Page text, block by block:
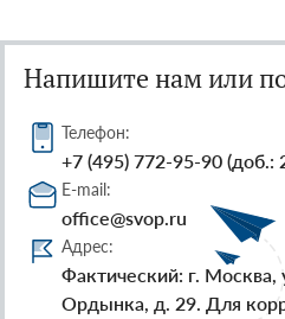
Напишите нам или
Телефон:
+7 (495) 772-95-90 (доб.:
E-mail:
office@svop.ru
Адрес:
Фактический: г. Москва,
Ордынка, д. 29. Для